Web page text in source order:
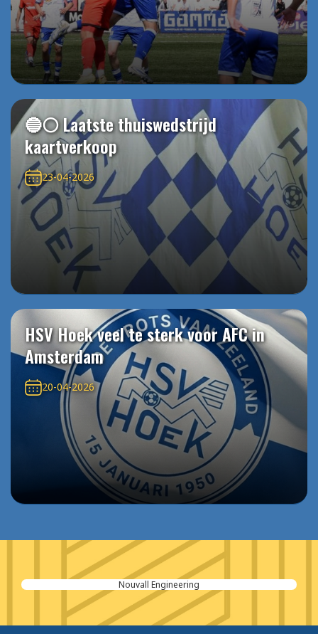
🔵⚪️ Laatste thuiswedstrijd
kaartverkoop
23-04-2026
HSV Hoek veel te sterk voor AFC in
Amsterdam
20-04-2026
Nouvall Engineering